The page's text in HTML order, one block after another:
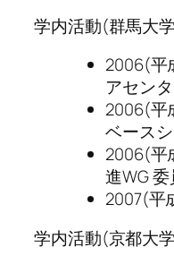
学内活動(群馬大
2006(平
アセン
2006(平
ベース
2006(平
進WG
2007(平
学内活動(京都大